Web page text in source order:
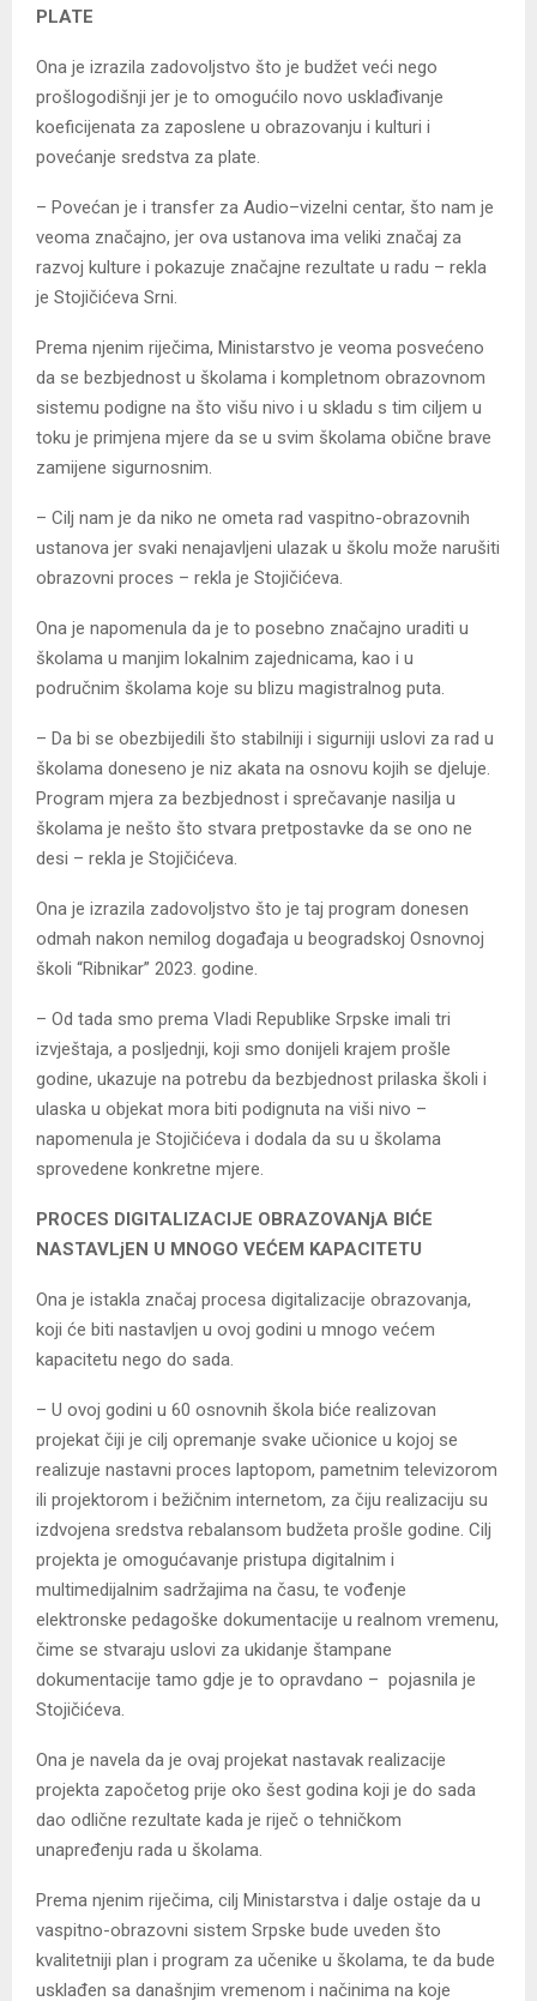
PLATE
Ona je izrazila zadovoljstvo što je budžet veći nego
prošlogodišnji jer je to omogućilo novo usklađivanje
koeficijenata za zaposlene u obrazovanju i kulturi i
povećanje sredstva za plate.
– Povećan je i transfer za Audio–vizelni centar, što nam je
veoma značajno, jer ova ustanova ima veliki značaj za
razvoj kulture i pokazuje značajne rezultate u radu – rekla
je Stojičićeva Srni.
Prema njenim riječima, Ministarstvo je veoma posvećeno
da se bezbjednost u školama i kompletnom obrazovnom
sistemu podigne na što višu nivo i u skladu s tim ciljem u
toku je primjena mjere da se u svim školama obične brave
zamijene sigurnosnim.
– Cilj nam je da niko ne ometa rad vaspitno-obrazovnih
ustanova jer svaki nenajavljeni ulazak u školu može narušiti
obrazovni proces – rekla je Stojičićeva.
Ona je napomenula da je to posebno značajno uraditi u
školama u manjim lokalnim zajednicama, kao i u
područnim školama koje su blizu magistralnog puta.
– Da bi se obezbijedili što stabilniji i sigurniji uslovi za rad u
školama doneseno je niz akata na osnovu kojih se djeluje.
Program mjera za bezbjednost i sprečavanje nasilja u
školama je nešto što stvara pretpostavke da se ono ne
desi – rekla je Stojičićeva.
Ona je izrazila zadovoljstvo što je taj program donesen
odmah nakon nemilog događaja u beogradskoj Osnovnoj
školi “Ribnikar” 2023. godine.
– Od tada smo prema Vladi Republike Srpske imali tri
izvještaja, a posljednji, koji smo donijeli krajem prošle
godine, ukazuje na potrebu da bezbjednost prilaska školi i
ulaska u objekat mora biti podignuta na viši nivo –
napomenula je Stojičićeva i dodala da su u školama
sprovedene konkretne mjere.
PROCES DIGITALIZACIЈE OBRAZOVANjA BIĆE
NASTAVLjEN U MNOGO VEĆEM KAPACITETU
Ona je istakla značaj procesa digitalizacije obrazovanja,
koji će biti nastavljen u ovoj godini u mnogo većem
kapacitetu nego do sada.
– U ovoj godini u 60 osnovnih škola biće realizovan
projekat čiji je cilj opremanje svake učionice u kojoj se
realizuje nastavni proces laptopom, pametnim televizorom
ili projektorom i bežičnim internetom, za čiju realizaciju su
izdvojena sredstva rebalansom budžeta prošle godine. Cilj
projekta je omogućavanje pristupa digitalnim i
multimedijalnim sadržajima na času, te vođenje
elektronske pedagoške dokumentacije u realnom vremenu,
čime se stvaraju uslovi za ukidanje štampane
dokumentacije tamo gdje je to opravdano – pojasnila je
Stojičićeva.
Ona je navela da je ovaj projekat nastavak realizacije
projekta započetog prije oko šest godina koji je do sada
dao odlične rezultate kada je riječ o tehničkom
unapređenju rada u školama.
Prema njenim riječima, cilj Ministarstva i dalje ostaje da u
vaspitno-obrazovni sistem Srpske bude uveden što
kvalitetniji plan i program za učenike u školama, te da bude
usklađen sa današnjim vremenom i načinima na koje